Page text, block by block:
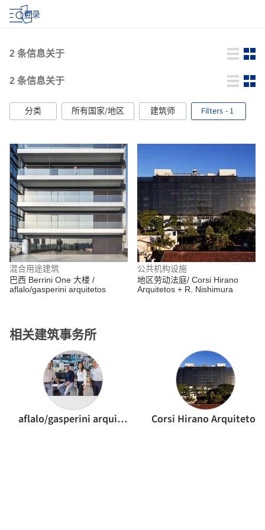
登录
2 条信息关于
2 条信息关于
分类 所有国家/地区 建筑师 Filters - 1
混合用途建筑
巴西 Berrini One 大楼 /
aflalo/gasperini arquitetos
公共机构设施
地区劳动法庭/ Corsi Hirano
Arquitetos + R. Nishimura
相关建筑事务所
aflalo/gasperini arquitetos Corsi Hirano Arquitetos